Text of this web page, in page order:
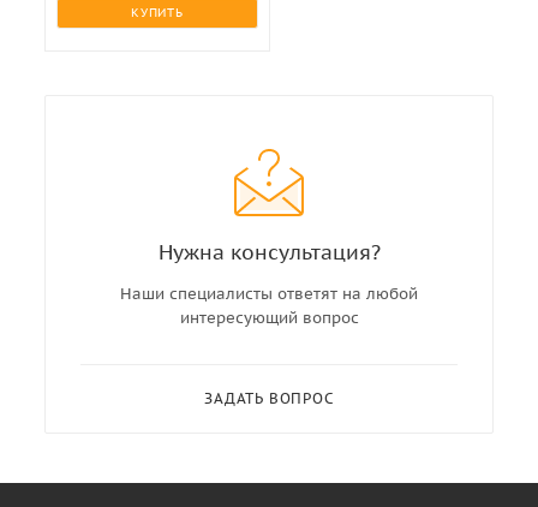
КУПИТЬ
Нужна консультация?
Наши специалисты ответят на любой
интересующий вопрос
ЗАДАТЬ ВОПРОС